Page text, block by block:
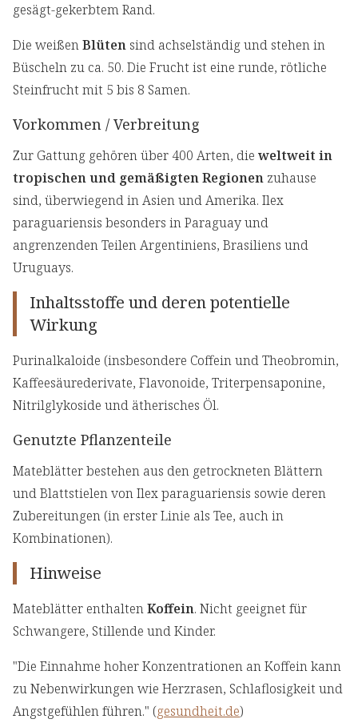
gesägt-gekerbtem Rand.
Die weißenBlüten sind achselständig und stehen in
Büscheln zu ca. 50. Die Frucht ist eine runde, rötliche
Steinfrucht mit 5 bis 8 Samen.
Vorkommen / Verbreitung
Zur Gattung gehören über 400 Arten, die weltweit in
tropischen und gemäßigten Regionen zuhause
sind, überwiegend in Asien und Amerika. Ilex
paraguariensis besonders in Paraguay und
angrenzenden Teilen Argentiniens, Brasiliens und
Uruguays.
Inhaltsstoffe und deren potentielle
Wirkung
Purinalkaloide (insbesondere Coffein und Theobromin,
Kaffeesäurederivate, Flavonoide, Triterpensaponine,
Nitrilglykoside und ätherisches Öl.
Genutzte Pflanzenteile
Mateblätter bestehen aus den getrockneten Blättern
und Blattstielen von Ilex paraguariensis sowie deren
Zubereitungen (in erster Linie als Tee, auch in
Kombinationen).
Hinweise
Mateblätter enthaltenKoffein. Nicht geeignet für
Schwangere, Stillende und Kinder.
"Die Einnahme hoher Konzentrationen an Koffein kann
zu Nebenwirkungen wie Herzrasen, Schlaflosigkeit und
Angstgefühlen führen." (gesundheit.de)